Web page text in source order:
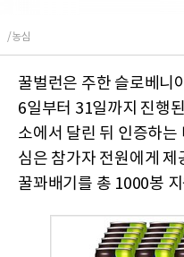
/농심
꿀벌런은 주한 슬로베니
6일부터 31일까지 진행
소에서 달린 뒤 인증하
심은 참가자 전원에게
꿀꽈배기를 총 1000봉